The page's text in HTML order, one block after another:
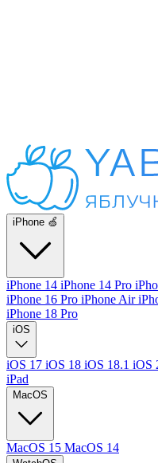
iPhone 🍏
iPhone 14 iPhone 14 Pro
iPhone 16 Pro iPhone Air
iPhone 18 Pro
iOS
iOS 17 iOS 18 iOS 18.1 iOS
iPad
MacOS
MacOS 15 MacOS 14